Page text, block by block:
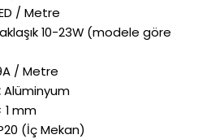
/ Metre
10-23W (modele göre
/ Metre
Alüminyum
1 mm
(İç Mekan)